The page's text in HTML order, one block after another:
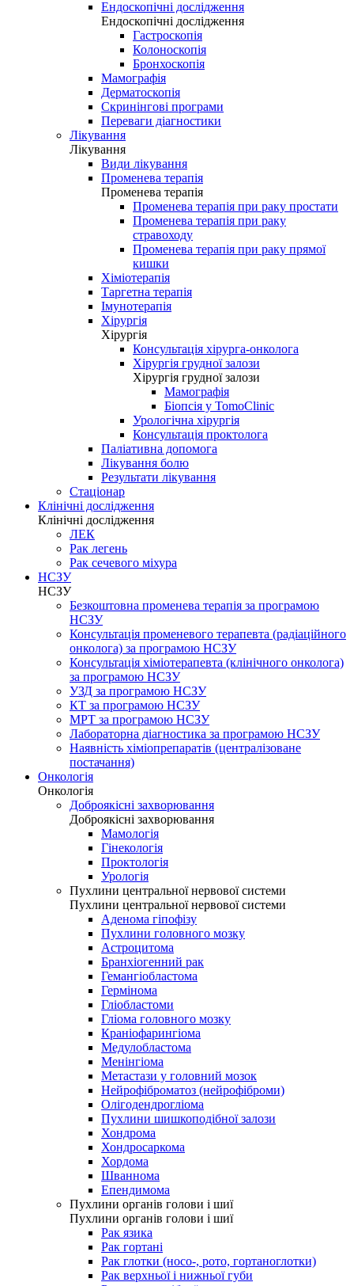
Ендоскопічні дослідження
Ендоскопічні дослідження
Гастроскопія
Колоноскопія
Бронхоскопія
Мамографія
Дерматоскопія
Скринінгові програми
Переваги діагностики
Лікування
Лікування
Види лікування
Променева терапія
Променева терапія
Променева терапія при раку простати
Променева терапія при раку
стравоходу
Променева терапія при раку прямої
кишки
Хіміотерапія
Таргетна терапія
Імунотерапія
Хірургія
Хірургія
Консультація хірурга-онколога
Хірургія грудної залози
Хірургія грудної залози
Мамографія
Біопсія у TomoClinic
Урологічна хірургія
Консультація проктолога
Паліативна допомога
Лікування болю
Результати лікування
Стаціонар
Клінічні дослідження
Клінічні дослідження
ЛЕК
Рак легень
Рак сечевого міхура
НСЗУ
НСЗУ
Безкоштовна променева терапія за програмою
НСЗУ
Консультація променевого терапевта (радіаційного
онколога) за програмою НСЗУ
Консультація хіміотерапевта (клінічного онколога)
за програмою НСЗУ
УЗД за програмою НСЗУ
КТ за програмою НСЗУ
МРТ за програмою НСЗУ
Лабораторна діагностика за програмою НСЗУ
Наявність хіміопрепаратів (централізоване
постачання)
Онкологія
Онкологія
Доброякісні захворювання
Доброякісні захворювання
Мамологія
Гінекологія
Проктологія
Урологія
Пухлини центральної нервової системи
Пухлини центральної нервової системи
Аденома гіпофізу
Пухлини головного мозку
Астроцитома
Бранхіогенний рак
Гемангіобластома
Гермінома
Гліобластоми
Гліома головного мозку
Краніофарингіома
Медулобластома
Менінгіома
Метастази у головний мозок
Нейрофіброматоз (нейрофіброми)
Олігодендрогліома
Пухлини шишкоподібної залози
Хондрома
Хондросаркома
Хордома
Шваннома
Епендимома
Пухлини органів голови і шиї
Пухлини органів голови і шиї
Рак язика
Рак гортані
Рак глотки (носо-, рото, гортаноглотки)
Рак верхньої і нижньої губи